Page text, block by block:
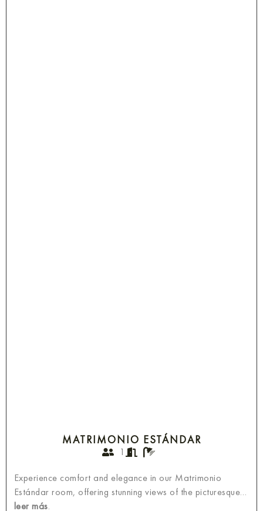
MATRIMONIO ESTÁNDAR
1
Experience comfort and elegance in our Matrimonio
Estándar room, offering stunning views of the picturesque…
leer más.